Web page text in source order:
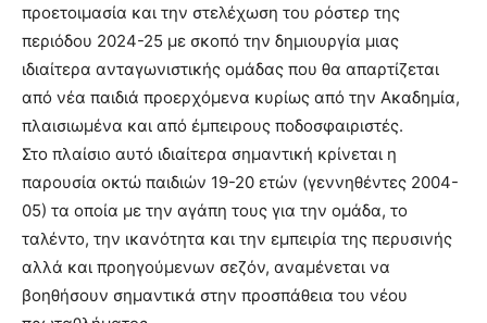
προετοιμασία και την στελέχωση του ρόστερ της
περιόδου 2024-25 με σκοπό την δημιουργία μιας
ιδιαίτερα ανταγωνιστικής ομάδας που θα απαρτίζεται
από νέα παιδιά προερχόμενα κυρίως από την Ακαδημία,
πλαισιωμένα και από έμπειρους ποδοσφαιριστές.
Στο πλαίσιο αυτό ιδιαίτερα σημαντική κρίνεται η
παρουσία οκτώ παιδιών 19-20 ετών (γεννηθέντες 2004-
05) τα οποία με την αγάπη τους για την ομάδα, το
ταλέντο, την ικανότητα και την εμπειρία της περυσινής
αλλά και προηγούμενων σεζόν, αναμένεται να
βοηθήσουν σημαντικά στην προσπάθεια του νέου